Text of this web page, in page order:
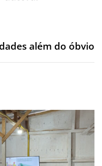
além do óbvio